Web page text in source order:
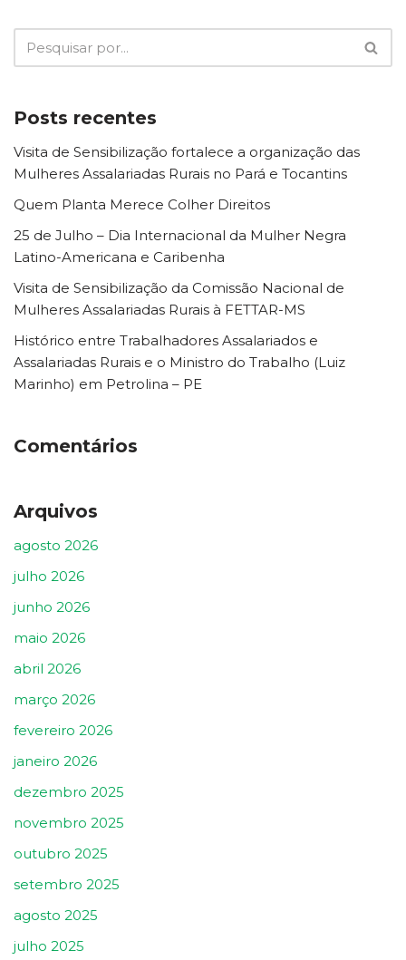
Posts recentes
Visita de Sensibilização fortalece a organização das
Mulheres Assalariadas Rurais no Pará e Tocantins
Quem Planta Merece Colher Direitos
25 de Julho – Dia Internacional da Mulher Negra
Latino-Americana e Caribenha
Visita de Sensibilização da Comissão Nacional de
Mulheres Assalariadas Rurais à FETTAR-MS
Histórico entre Trabalhadores Assalariados e
Assalariadas Rurais e o Ministro do Trabalho (Luiz
Marinho) em Petrolina – PE
Comentários
Arquivos
agosto 2026
julho 2026
junho 2026
maio 2026
abril 2026
março 2026
fevereiro 2026
janeiro 2026
dezembro 2025
novembro 2025
outubro 2025
setembro 2025
agosto 2025
julho 2025